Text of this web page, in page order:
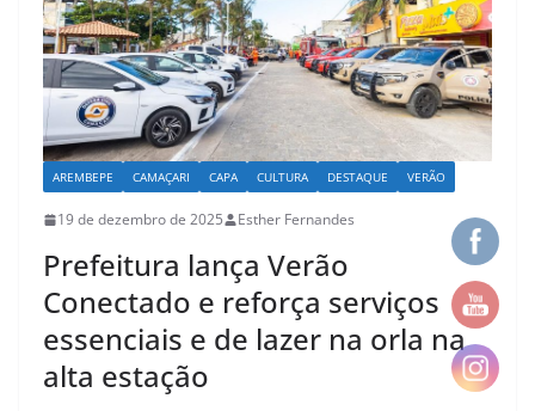
AREMBEPE CAMAÇARI CAPA CULTURA DESTAQUE VERÃO
19 de dezembro de 2025 Esther Fernandes
Prefeitura lança Verão
Conectado e reforça serviços
essenciais e de lazer na orla na
alta estação